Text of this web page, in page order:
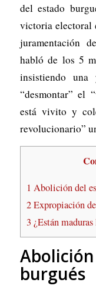
del estado
victoria electoral
juramentación
habló de los 5
insistiendo
“desmontar” el
está vivito y
revolucionario”
1 Abolición del
2Expropiación
3 ¿Están
burgués